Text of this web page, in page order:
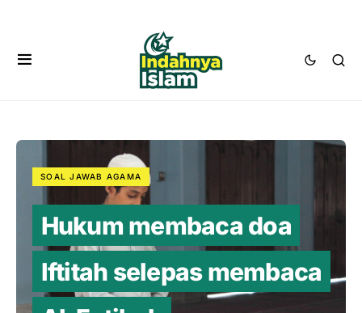
SOAL JAWAB AGAMA
Hukum membaca doa
Iftitah selepas membaca